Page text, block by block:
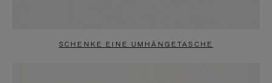
SCHENKE EINE UMHÄNGETASCHE